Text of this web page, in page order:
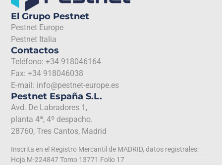
Pestnet España S.L.
Avd. De Labradores 1,
planta 4ª, 4º despacho.
28760, Tres Cantos, Madrid
Inscrita en el Registro Mercantil de MADRID, datos registrales:
Hoja M-224847 Tomo 13771 Folio 17
Contactos
Teléfono: +34 918046164
Fax: +34 918046038
E-mail: info@pestnet-europe.es
El Grupo Pestnet
Pestnet Europe
Pestnet Italia